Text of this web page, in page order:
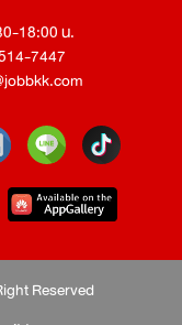
18:00 น.
7447
Reserved